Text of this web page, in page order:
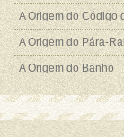
A Origem do Código
A Origem do Pára-
A Origem do Banho